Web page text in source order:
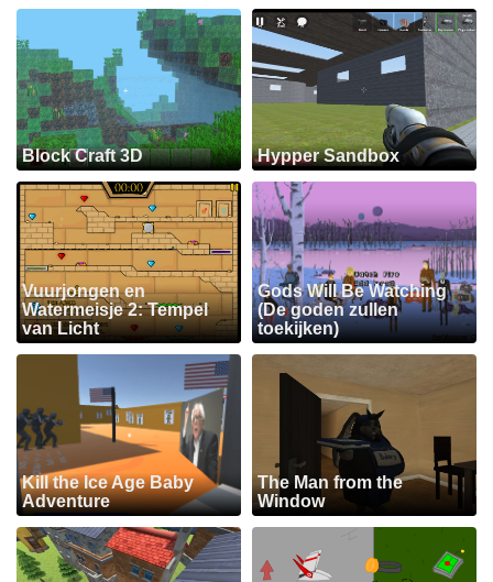
Block Craft 3D Hypper Sandbox
Vuurjongen en
Watermeisje 2: Tempel
van Licht
Gods Will Be Watching
(De goden zullen
toekijken)
Kill the Ice Age Baby
Adventure
The Man from the
Window